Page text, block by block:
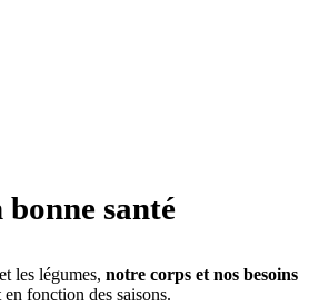
bonne santé
les légumes, notre corps et nos besoins
fonction des saisons.